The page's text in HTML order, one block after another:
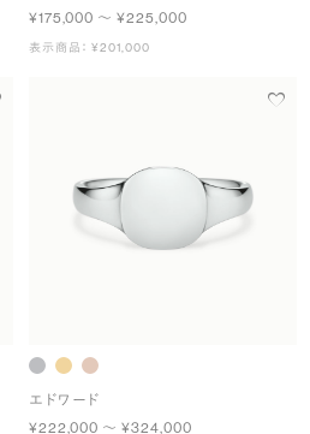
¥175,000 〜 ¥225,000
表示商品： ¥201,000
エドワード
¥222,000 〜 ¥324,000